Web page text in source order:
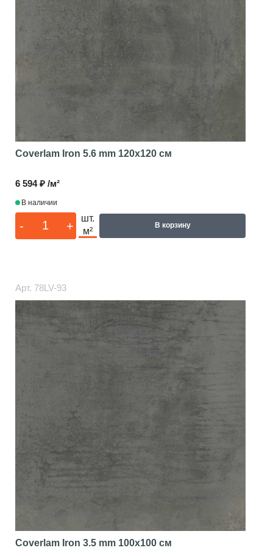
Coverlam Iron 5.6 mm 120x120 см
6 594 ₽ /м²
В наличии
- +
шт.
м²
В корзину
Арт. 78LV-93
Coverlam Iron 3.5 mm 100x100 см